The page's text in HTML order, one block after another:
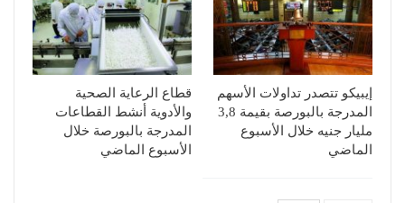
إيبيكو تتصدر تداولات الأسهم
المدرجة بالبورصة بقيمة 3,8
مليار جنيه خلال الأسبوع
الماضي
قطاع الرعاية الصحية
والأدوية أنشط القطاعات
المدرجة بالبورصة خلال
الأسبوع الماضي